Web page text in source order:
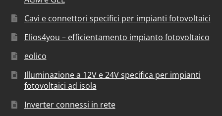
Cavi e connettori specifici per impianti fotovoltaici
Elios4you – efficientamento impianto fotovoltaico
eolico
Illuminazione a 12V e 24V specifica per impianti
fotovoltaici ad isola
Inverter connessi in rete